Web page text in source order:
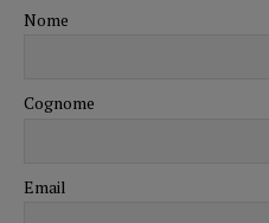
Nome
Cognome
Email